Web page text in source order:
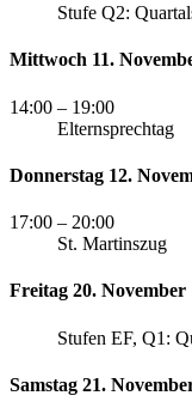
Stufe Q2:
Mittwoch 11.
14:00 – 19:00
Elternsprechtag
Donnerstag 12.
17:00 – 20:00
St. Martinszug
Freitag 20. November
Stufen EF, Q1:
Samstag 21.